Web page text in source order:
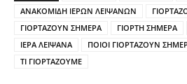
ΑΝΑΚΟΜΙΔΗ ΙΕΡΩΝ ΛΕΙΨΑΝΩΝ
ΓΙΟΡΤΑΖΟΥΝ ΣΗΜΕΡΑ
ΓΙΟΡΤΗ ΣΗΜΕΡΑ
ΙΕΡΑ ΛΕΙΨΑΝΑ
ΠΟΙΟΙ ΓΙΟΡΤΑΖΟΥΝ
ΤΙ ΓΙΟΡΤΑΖΟΥΜΕ